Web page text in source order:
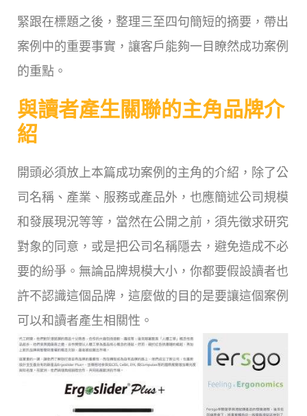
緊跟在標題之後，整理三至四句簡短的摘要，帶出
案例中的重要事實，讓客戶能夠一目瞭然成功案例
的重點。
與讀者產生關聯的主角品牌介
紹
開頭必須放上本篇成功案例的主角的介紹，除了公
司名稱、產業、服務或產品外，也應簡述公司規模
和發展現況等等，當然在公開之前，須先徵求研究
對象的同意，或是把公司名稱隱去，避免造成不必
要的紛爭。無論品牌規模大小，你都要假設讀者也
許不認識這個品牌，這麼做的目的是要讓這個案例
可以和讀者產生相關性。